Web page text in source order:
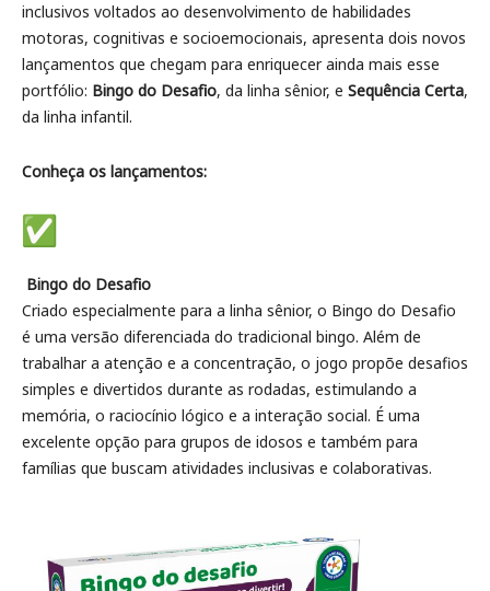
inclusivos voltados ao desenvolvimento de habilidades
motoras, cognitivas e socioemocionais, apresenta dois novos
lançamentos que chegam para enriquecer ainda mais esse
portfólio: Bingo do Desafio, da linha sênior, e Sequência Certa,
da linha infantil.
Conheça os lançamentos:
Bingo do Desafio
Criado especialmente para a linha sênior, o Bingo do Desafio
é uma versão diferenciada do tradicional bingo. Além de
trabalhar a atenção e a concentração, o jogo propõe desafios
simples e divertidos durante as rodadas, estimulando a
memória, o raciocínio lógico e a interação social. É uma
excelente opção para grupos de idosos e também para
famílias que buscam atividades inclusivas e colaborativas.